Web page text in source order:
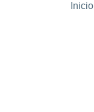
Inicio